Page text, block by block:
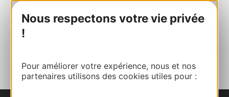
Nous respectons votre vie privée
!
Pour améliorer votre expérience, nous et nos
partenaires utilisons des cookies utiles pour :